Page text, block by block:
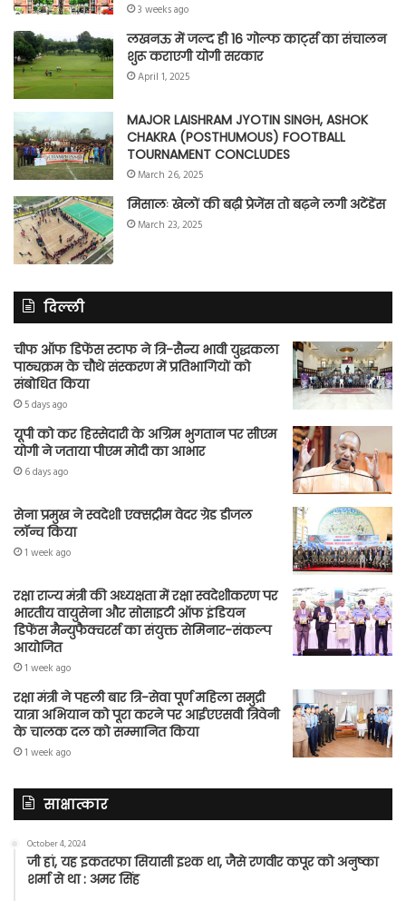
3 weeks ago
लखनऊ में जल्द ही 16 गोल्फ कार्ट्स का संचालन
शुरू कराएगी योगी सरकार
April 1, 2025
MAJOR LAISHRAM JYOTIN SINGH, ASHOK
CHAKRA (POSTHUMOUS) FOOTBALL
TOURNAMENT CONCLUDES
March 26, 2025
मिसालः खेलों की बढ़ी प्रेजेंस तो बढ़ने लगी अटेंडेंस
March 23, 2025
दिल्ली
चीफ ऑफ डिफेंस स्टाफ ने त्रि-सैन्य भावी युद्धकला
पाठ्यक्रम के चौथे संस्करण में प्रतिभागियों को
संबोधित किया
5 days ago
यूपी को कर हिस्सेदारी के अग्रिम भुगतान पर सीएम
योगी ने जताया पीएम मोदी का आभार
6 days ago
सेना प्रमुख ने स्वदेशी एक्सट्रीम वेदर ग्रेड डीजल
लॉन्च किया
1 week ago
रक्षा राज्य मंत्री की अध्यक्षता में रक्षा स्वदेशीकरण पर
भारतीय वायुसेना और सोसाइटी ऑफ इंडियन
डिफेंस मैन्युफैक्चरर्स का संयुक्त सेमिनार-संकल्प
आयोजित
1 week ago
रक्षा मंत्री ने पहली बार त्रि-सेवा पूर्ण महिला समुद्री
यात्रा अभियान को पूरा करने पर आईएएसवी त्रिवेनी
के चालक दल को सम्मानित किया
1 week ago
साक्षात्कार
October 4, 2024
जी हां, यह इकतरफा सियासी इश्क था, जैसे रणवीर कपूर को अनुष्का
शर्मा से था : अमर सिंह